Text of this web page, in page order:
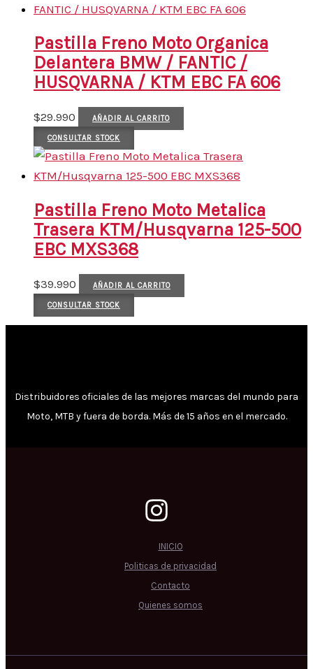
Pastilla Freno Moto Organica
Delantera BMW / FANTIC /
HUSQVARNA / KTM EBC FA 606
$29.990 AÑADIR AL CARRITO
CONSULTAR STOCK
Pastilla Freno Moto Metalica
Trasera KTM/Husqvarna 125-500
EBC MXS368
$39.990 AÑADIR AL CARRITO
CONSULTAR STOCK
Distribuidores oficiales de las mejores marcas del mundo para
Moto, MTB y fuera de borda. Más de 15 años en el mercado.
INICIO
Politicas de privacidad
Contacto
Quienes somos